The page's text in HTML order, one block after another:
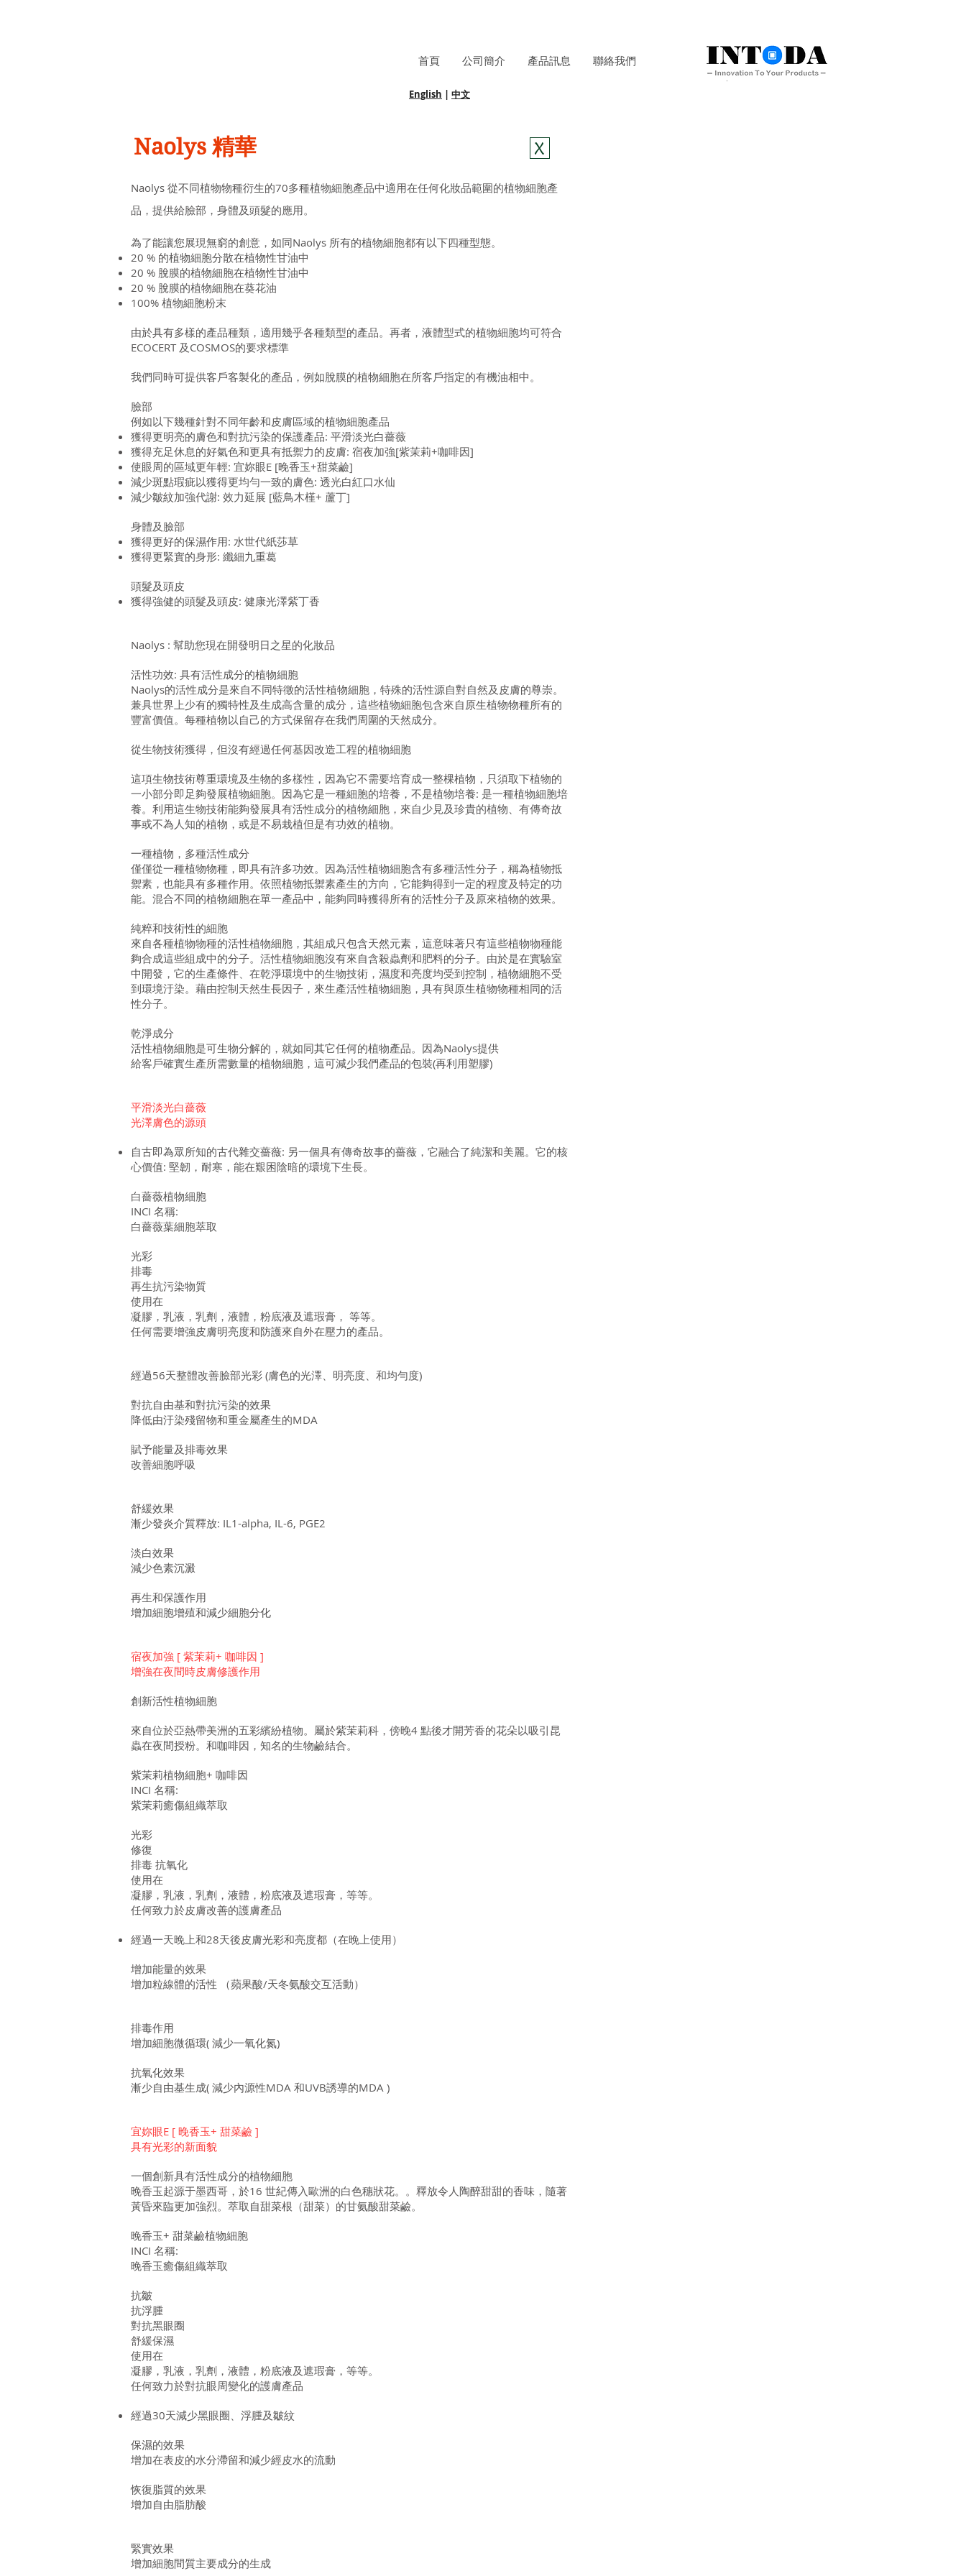
首頁 公司簡介 產品訊息 聯絡我們
English | 中文
Naolys 精華 X
Naolys 從不同植物物種衍生的70多種植物細胞產品中適用在任何化妝品範圍的植物細胞產
品，提供給臉部，身體及頭髮的應用。
為了能讓您展現無窮的創意，如同Naolys 所有的植物細胞都有以下四種型態。
20 % 的植物細胞分散在植物性甘油中
20 % 脫膜的植物細胞在植物性甘油中
20 % 脫膜的植物細胞在葵花油
100% 植物細胞粉末
由於具有多樣的產品種類，適用幾乎各種類型的產品。再者，液體型式的植物細胞均可符合
ECOCERT 及COSMOS的要求標準
我們同時可提供客戶客製化的產品，例如脫膜的植物細胞在所客戶指定的有機油相中。
臉部
例如以下幾種針對不同年齡和皮膚區域的植物細胞產品
獲得更明亮的膚色和對抗污染的保護產品: 平滑淡光白薔薇
獲得充足休息的好氣色和更具有抵禦力的皮膚: 宿夜加強[紫茉莉+咖啡因]
使眼周的區域更年輕: 宜妳眼E [晚香玉+甜菜鹼]
減少斑點瑕疵以獲得更均勻一致的膚色: 透光白紅口水仙
減少皺紋加強代謝: 效力延展 [藍鳥木槿+ 蘆丁]
身體及臉部
獲得更好的保濕作用: 水世代紙莎草
獲得更緊實的身形: 纖細九重葛
頭髮及頭皮
獲得強健的頭髮及頭皮: 健康光澤紫丁香
Naolys : 幫助您現在開發明日之星的化妝品
活性功效: 具有活性成分的植物細胞
Naolys的活性成分是來自不同特徵的活性植物細胞，特殊的活性源自對自然及皮膚的尊崇。
兼具世界上少有的獨特性及生成高含量的成分，這些植物細胞包含來自原生植物物種所有的
豐富價值。每種植物以自己的方式保留存在我們周圍的天然成分。
從生物技術獲得，但沒有經過任何基因改造工程的植物細胞
這項生物技術尊重環境及生物的多樣性，因為它不需要培育成一整棵植物，只須取下植物的
一小部分即足夠發展植物細胞。因為它是一種細胞的培養，不是植物培養: 是一種植物細胞培
養。利用這生物技術能夠發展具有活性成分的植物細胞，來自少見及珍貴的植物、有傳奇故
事或不為人知的植物，或是不易栽植但是有功效的植物。
一種植物，多種活性成分
僅僅從一種植物物種，即具有許多功效。因為活性植物細胞含有多種活性分子，稱為植物抵
禦素，也能具有多種作用。依照植物抵禦素產生的方向，它能夠得到一定的程度及特定的功
能。混合不同的植物細胞在單一產品中，能夠同時獲得所有的活性分子及原來植物的效果。
純粹和技術性的細胞
來自各種植物物種的活性植物細胞，其組成只包含天然元素，這意味著只有這些植物物種能
夠合成這些組成中的分子。活性植物細胞沒有來自含殺蟲劑和肥料的分子。由於是在實驗室
中開發，它的生產條件、在乾淨環境中的生物技術，濕度和亮度均受到控制，植物細胞不受
到環境汙染。藉由控制天然生長因子，來生產活性植物細胞，具有與原生植物物種相同的活
性分子。
乾淨成分
活性植物細胞是可生物分解的，就如同其它任何的植物產品。因為Naolys提供
給客戶確實生產所需數量的植物細胞，這可減少我們產品的包裝(再利用塑膠)
平滑淡光白薔薇
光澤膚色的源頭
自古即為眾所知的古代雜交薔薇: 另一個具有傳奇故事的薔薇，它融合了純潔和美麗。它的核
心價值: 堅韌，耐寒，能在艱困陰暗的環境下生長。
白薔薇植物細胞
INCI 名稱:
白薔薇葉細胞萃取
光彩
排毒
再生抗污染物質
使用在
凝膠，乳液，乳劑，液體，粉底液及遮瑕膏， 等等。
任何需要增強皮膚明亮度和防護來自外在壓力的產品。
經過56天整體改善臉部光彩 (膚色的光澤、明亮度、和均勻度)
對抗自由基和對抗污染的效果
降低由汙染殘留物和重金屬產生的MDA
賦予能量及排毒效果
改善細胞呼吸
舒緩效果
漸少發炎介質釋放: IL1-alpha, IL-6, PGE2
淡白效果
減少色素沉澱
再生和保護作用
增加細胞增殖和減少細胞分化
宿夜加強 [ 紫茉莉+ 咖啡因 ]
增強在夜間時皮膚修護作用
創新活性植物細胞
來自位於亞熱帶美洲的五彩繽紛植物。屬於紫茉莉科，傍晚4 點後才開芳香的花朵以吸引昆
蟲在夜間授粉。和咖啡因，知名的生物鹼結合。
紫茉莉植物細胞+ 咖啡因
INCI 名稱:
紫茉莉癒傷組織萃取
光彩
修復
排毒 抗氧化
使用在
凝膠，乳液，乳劑，液體，粉底液及遮瑕膏，等等。
任何致力於皮膚改善的護膚產品
經過一天晚上和28天後皮膚光彩和亮度都（在晚上使用）
增加能量的效果
增加粒線體的活性 （蘋果酸/天冬氨酸交互活動）
排毒作用
增加細胞微循環( 減少一氧化氮)
抗氧化效果
漸少自由基生成( 減少內源性MDA 和UVB誘導的MDA )
宜妳眼E [ 晚香玉+ 甜菜鹼 ]
具有光彩的新面貌
一個創新具有活性成分的植物細胞
晚香玉起源于墨西哥，於16 世紀傳入歐洲的白色穗狀花。。釋放令人陶醉甜甜的香味，隨著
黃昏來臨更加強烈。萃取自甜菜根（甜菜）的甘氨酸甜菜鹼。
晚香玉+ 甜菜鹼植物細胞
INCI 名稱:
晚香玉癒傷組織萃取
抗皺
抗浮腫
對抗黑眼圈
舒緩保濕
使用在
凝膠，乳液，乳劑，液體，粉底液及遮瑕膏，等等。
任何致力於對抗眼周變化的護膚產品
經過30天減少黑眼圈、浮腫及皺紋
保濕的效果
增加在表皮的水分滯留和減少經皮水的流動
恢復脂質的效果
增加自由脂肪酸
緊實效果
增加細胞間質主要成分的生成